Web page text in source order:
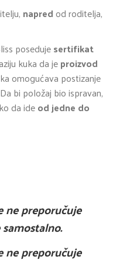
napred od roditelja,
posedujesertifikat
kuka da jeproizvod
omogućava postizanje
bi položaj bio ispravan,
da ideod jedne do
ne preporučuje
ne preporučuje